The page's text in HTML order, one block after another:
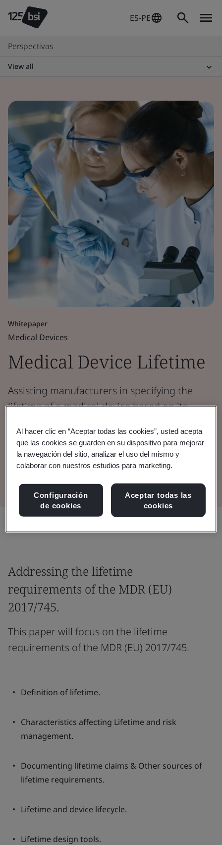
ES-PE
Perspectivas
View all
Whitepaper
Medical Devices
Medical Device Lifetime
Assisting manufacturers in specifying the
lifetime of a medical device based on its
requirements of MDR.
View the Whitepaper
Addressing the lifetime
requirements of the MDR (EU)
2017/745.
This paper will focus on the lifetime
requirements of the MDR (EU) 2017/745.
Definition of lifetime.
Characteristics affecting Lifetime and risk
management.
Documenting lifetime claims & Other sources of
lifetime requirements.
Lifetime and device lifecycle.
Lifetime design tools.
Al hacer clic en “Aceptar todas las cookies”, usted acepta
que las cookies se guarden en su dispositivo para mejorar
la navegación del sitio, analizar el uso del mismo y
colaborar con nuestros estudios para marketing.
Configuración
de cookies
Aceptar todas las
cookies